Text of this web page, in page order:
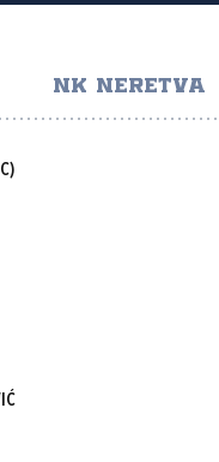
NK NERETVA